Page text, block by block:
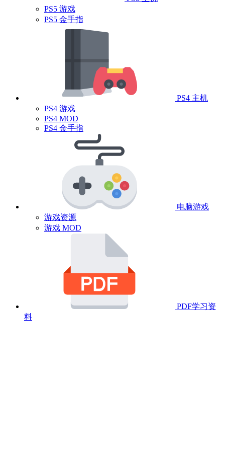
PS5 游戏
PS5 金手指
PS4 主机
PS4 游戏
PS4 MOD
PS4 金手指
电脑游戏
游戏资源
游戏 MOD
PDF学习资
料